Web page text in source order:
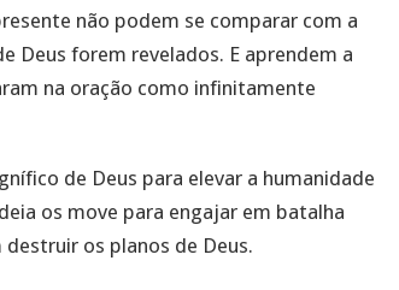
não podem se comparar com a
Deus forem revelados. E aprendem a
na oração como infinitamente
de Deus para elevar a humanidade
os move para engajar em batalha
os planos de Deus.